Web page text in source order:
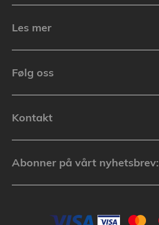
Les mer
Følg oss
Kontakt
Abonner på vårt nyhetsbrev: